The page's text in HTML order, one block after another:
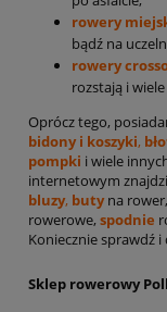
rowery
bądź na
rowery
rozstają i
Oprócz tego,
bidony i koszyki,
pompki i wiele
internetowym
bluzy, butyna rower,
rowerowe, spodnie
Koniecznie sprawdź
Sklep rowerowy